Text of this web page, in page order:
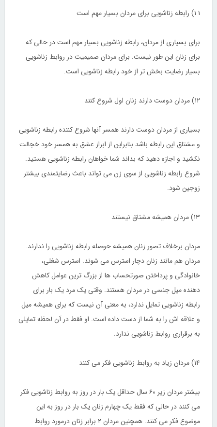
۱ ۱) رابطه زناشویی برای مردان بسیار مهم است
برای بسیاری از مردان، رابطه زناشویی بسیار مهم است در حالی که
برای زنان این طور نیست. برای مردان صمیمیت در روابط زناشویی
بسیار رضایت بخش تر از خود رابطه زناشویی است.
۱۲) مردان دوست دارند زنان اول شروع کنند
بسیاری از مردان دوست دارند همسر آنها شروع کننده رابطه زناشویی
و مشتاق این رابطه باشد بنابراین از ابراز عشق به همسر خود خجالت
نکشید و اجازه دهید که بداند شما خواهان رابطه زناشویی هستید.
شروع رابطه زناشویی از سوی زن می تواند باعث رضایتمندی بیشتر
زوجین شود.
۱۳) مردان همیشه مشتاق نیستند
مردان برخلاف تصور زنان همیشه حوصله رابطه زناشویی را ندارند.
مردان هم مانند زنان دچار استرس می شوند. استرس شغلی،
خانوادگی و پرداختن صورتحساب ها از بزرگ ترین عوامل کاهش
دهنده میل جنسی در مردان هستند. وقتی یک مرد یک بار برای
رابطه زناشویی تمایل ندارد، به معنی آن نیست که برای همیشه میل
و علاقه اش را به شما از دست داده است. او فقط در آن لحظه تمایلی
به برقراری روابط زناشویی ندارد.
۱۴) مردان زیاد به روابط زناشویی فکر می کنند
بیشتر مردان زیر ۶۰ سال حداقل یک بار در روز به روابط زناشویی فکر
می کنند در حالی که فقط یک چهارم زنان یک بار در روز به این
موضوع فکر می کنند. همچنین مردان ۲ برابر زنان درمورد روابط